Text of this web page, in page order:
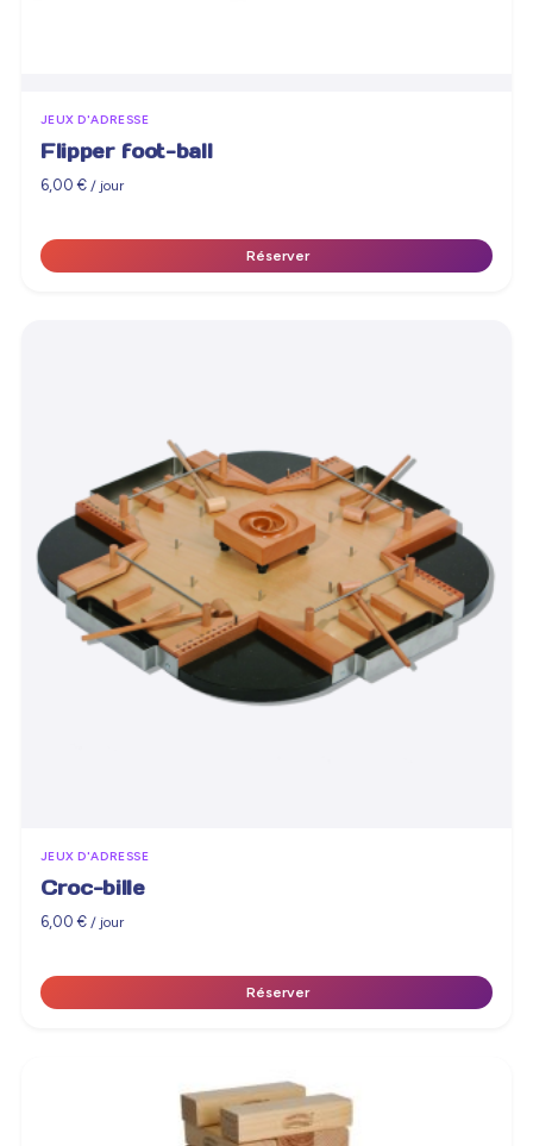
JEUX D'ADRESSE
Flipper foot-ball
6,00€ / jour
Réserver
JEUX D'ADRESSE
Croc-bille
6,00€ / jour
Réserver